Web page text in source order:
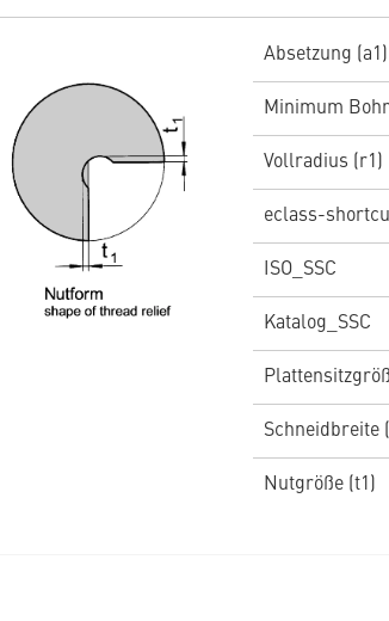
Absetzung (a1)
Minimum
Vollradius (r1)
eclass-
ISO_SSC
Katalog_SSC
Schneidbreite
Nutgröße (t1)